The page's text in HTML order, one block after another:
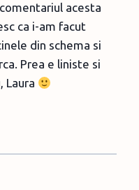
acesta
ca i-am facut
din schema si
Prea e liniste si
Laura